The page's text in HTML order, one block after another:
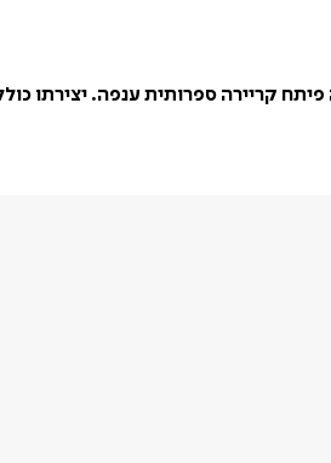
הוא גדל בבואנוס-איירס, עזב את ארגנטינה ב-1951 והשתקע בפאריס, שבה פיתח